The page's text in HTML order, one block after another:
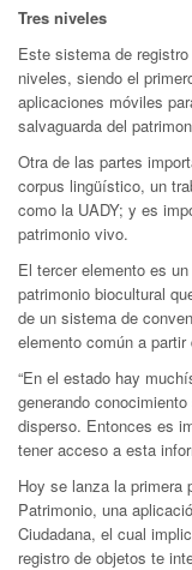
Tres niveles
Este sistema de
niveles, siendo el
aplicaciones móviles
salvaguarda del
Otra de las partes
corpus lingüístico, un
como la UADY; y es
patrimonio vivo.
El tercer elemento es
patrimonio biocultural
de un sistema de
elemento común a
“En el estado hay
generando
disperso. Entonces es
tener acceso a esta
Hoy se lanza la primera
Patrimonio, una
Ciudadana, el cual
registro de objetos te